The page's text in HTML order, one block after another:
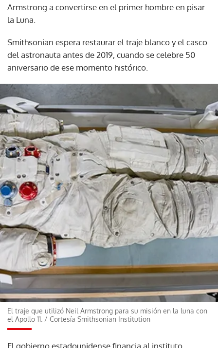
Armstrong a convertirse en el primer hombre en pisar
la Luna.
Smithsonian espera restaurar el traje blanco y el casco
del astronauta antes de 2019, cuando se celebre 50
aniversario de ese momento histórico.
El traje que utilizó Neil Armstrong para su misión en la luna con
el Apollo 11. / Cortesía Smithsonian Institution
El gobierno estadounidense financia al instituto